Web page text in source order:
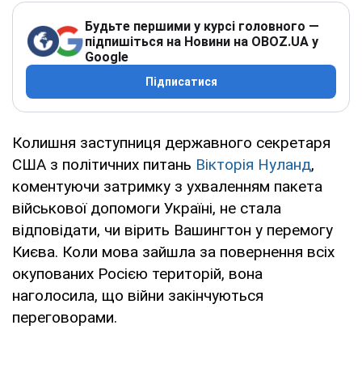
Будьте першими у курсі головного —
підпишіться на Новини на OBOZ.UA у
Google
Підписатися
Колишня заступниця державного секретаря
США з політичних питань Вікторія Нуланд,
коментуючи затримку з ухваленням пакета
військової допомоги Україні, не стала
відповідати, чи вірить Вашингтон у перемогу
Києва. Коли мова зайшла за повернення всіх
окупованих Росією територій, вона
наголосила, що війни закінчуються
переговорами.